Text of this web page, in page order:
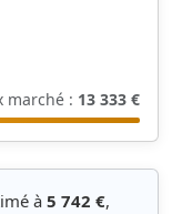
marché : 13 333 €
à 5 742 €,